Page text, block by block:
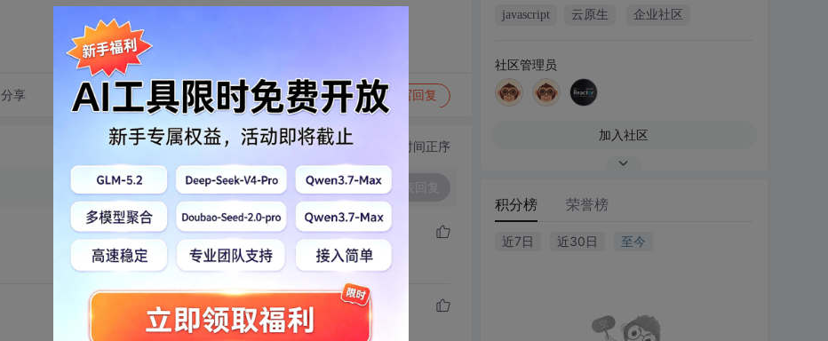
分享 转发到动态 举报 写回复
切换为时间正序
发表回复
javascript 云原生 企业社区
社区管理员
加入社区
积分榜 荣誉榜
近7日 近30日 至今